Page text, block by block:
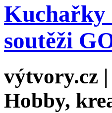
Kuchařky
soutěži
výtvory.cz
Hobby,